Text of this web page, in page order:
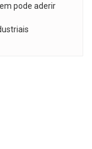
pode aderir